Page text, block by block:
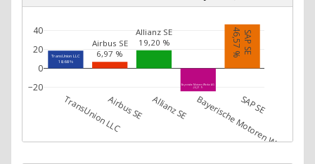
TransUnion LLC
18,68 %
Airbus SE
6,97 %
Allianz SE
19,20 %
Bayerische Motoren Werke AG
-24,21 %
SAP SE
46,57 %
TransUnion LLCAirbus SE Allianz SE Bayerische Motoren Werke AG
SAP SE
−20
0
20
40